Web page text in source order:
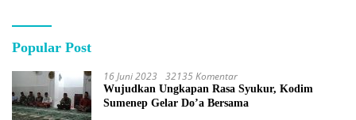
Popular Post
16 Juni 2023 32135 Komentar
Wujudkan Ungkapan Rasa Syukur, Kodim
Sumenep Gelar Do’a Bersama